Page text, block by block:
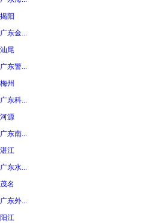
揭阳
广东金...
汕尾
广东警...
梅州
广东科...
河源
广东南...
湛江
广东水...
茂名
广东外...
阳江